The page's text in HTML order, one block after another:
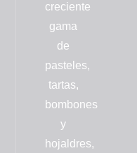
creciente
gama
de
pasteles,
tartas,
bombones
y
hojaldres,